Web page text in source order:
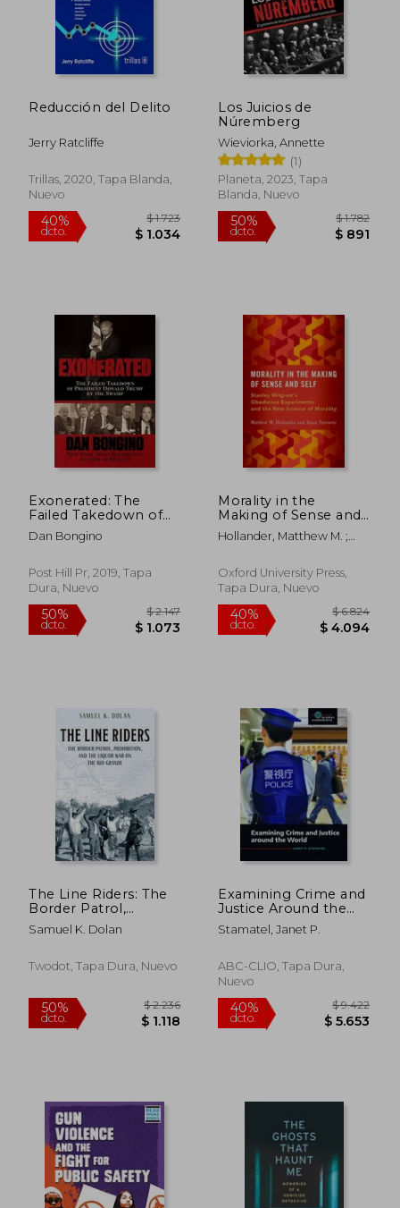
Reducción del Delito
Jerry Ratcliffe
Trillas, 2020, Tapa Blanda,
Nuevo
40%
dcto. $ 1.034
Los Juicios de
Núremberg
Wieviorka, Annette
(1)
Planeta, 2023, Tapa
Blanda, Nuevo
50%
dcto.
Exonerated: The
Failed Takedown of
President Donald
Trump by the
Dan Bongino
Post Hill Pr, 2019, Tapa
Dura, Nuevo
50%
dcto. $ 1.073
Morality in the
Making of Sense and
Self: Stanley
Milgram's Obedience
New Science of
Morality (en Inglés)
Hollander, Matthew M. ;
Oxford University Press,
Tapa Dura, Nuevo
40%
dcto.
The Line Riders: The
Border Patrol,
Prohibition, and the
Liquor war on the rio
Samuel K. Dolan
Twodot, Tapa Dura, Nuevo
Examining Crime and
Justice Around the
World (en Inglés)
Stamatel, Janet P.
ABC-CLIO, Tapa Dura,
Nuevo